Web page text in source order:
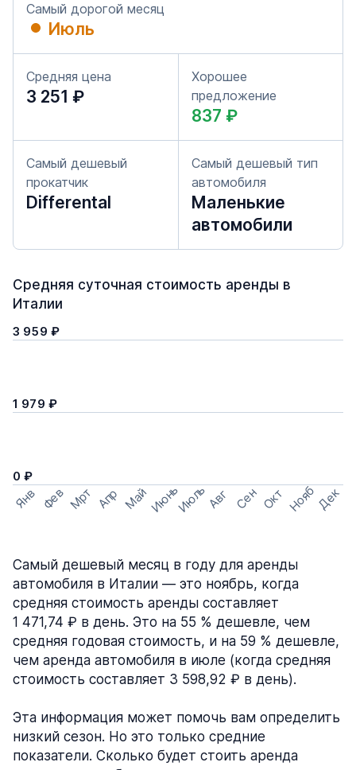
Самый дорогой месяц
Июль
Средняя цена
3 251 ₽
Хорошее
предложение
837 ₽
Самый дешевый
прокатчик
Differental
Самый дешевый тип
автомобиля
Маленькие
автомобили
Средняя суточная стоимость аренды в
Италии
3 959 ₽
1 979 ₽
0 ₽
Янв Фев Мрт Апр МайИюньИюльАвг Сен Окт НоябДек
Самый дешевый месяц в году для аренды
автомобиля в Италии — это ноябрь, когда
средняя стоимость аренды составляет
1 471,74 ₽ в день. Это на 55 % дешевле, чем
средняя годовая стоимость, и на 59 % дешевле,
чем аренда автомобиля в июле (когда средняя
стоимость составляет 3 598,92 ₽ в день).
Эта информация может помочь вам определить
низкий сезон. Но это только средние
показатели. Сколько будет стоить аренда